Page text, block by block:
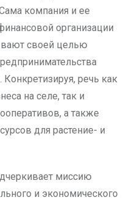
компания и ее
организации
своей целью
речь как
на селе, так и
а также
для растение- и
миссию
и экономического